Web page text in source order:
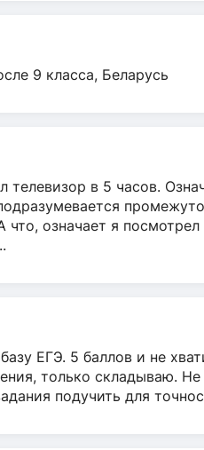
9 класса, Беларусь
в 5 часов.
означает я
ЕГЭ. 5 баллов и не
только складываю. Не
подучить для